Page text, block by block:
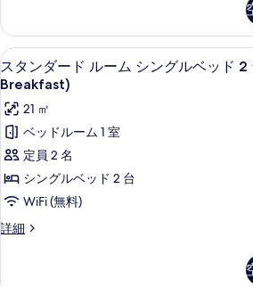
ベ
ッ
ド
付
き
バ
ル
コ
ニ
ー
ー
ッ
ド
付
き
バ
ル
コ
ニ
ー
(Free
Breakfast)
の
す
べ
て
の
写
真
を
表
示
す
beds
with
Sofabed,
Balcony
Breakfast)
の
詳
細
ス
タ
ン
ダ
ー
ド
ル
ー
ミニバ
15
スタンダード ルーム シングルベッド
Breakfast)
21 ㎡
ベッドルーム 1 室
定員 2 名
シングルベッド 2 台
WiFi (無料)
詳細
ス